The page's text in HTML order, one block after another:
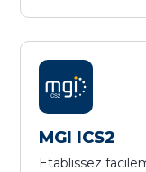
MGI ICS2
Etablissez